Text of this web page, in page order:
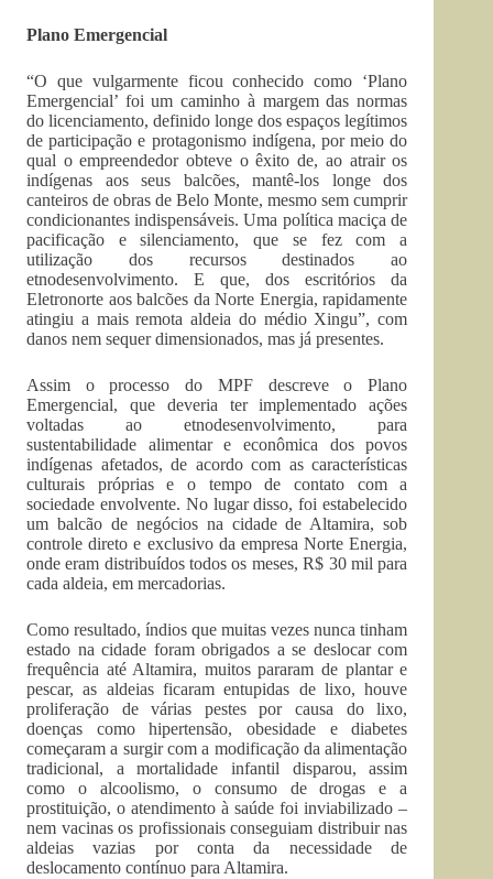
Plano Emergencial
“O que vulgarmente ficou conhecido como ‘Plano
Emergencial’ foi um caminho à margem das normas
do licenciamento, definido longe dos espaços legítimos
de participação e protagonismo indígena, por meio do
qual o empreendedor obteve o êxito de, ao atrair os
indígenas aos seus balcões, mantê-los longe dos
canteiros de obras de Belo Monte, mesmo sem cumprir
condicionantes indispensáveis. Uma política maciça de
pacificação e silenciamento, que se fez com a
utilização dos recursos destinados ao
etnodesenvolvimento. E que, dos escritórios da
Eletronorte aos balcões da Norte Energia, rapidamente
atingiu a mais remota aldeia do médio Xingu”, com
danos nem sequer dimensionados, mas já presentes.
Assim o processo do MPF descreve o Plano
Emergencial, que deveria ter implementado ações
voltadas ao etnodesenvolvimento, para
sustentabilidade alimentar e econômica dos povos
indígenas afetados, de acordo com as características
culturais próprias e o tempo de contato com a
sociedade envolvente. No lugar disso, foi estabelecido
um balcão de negócios na cidade de Altamira, sob
controle direto e exclusivo da empresa Norte Energia,
onde eram distribuídos todos os meses, R$ 30 mil para
cada aldeia, em mercadorias.
Como resultado, índios que muitas vezes nunca tinham
estado na cidade foram obrigados a se deslocar com
frequência até Altamira, muitos pararam de plantar e
pescar, as aldeias ficaram entupidas de lixo, houve
proliferação de várias pestes por causa do lixo,
doenças como hipertensão, obesidade e diabetes
começaram a surgir com a modificação da alimentação
tradicional, a mortalidade infantil disparou, assim
como o alcoolismo, o consumo de drogas e a
prostituição, o atendimento à saúde foi inviabilizado –
nem vacinas os profissionais conseguiam distribuir nas
aldeias vazias por conta da necessidade de
deslocamento contínuo para Altamira.